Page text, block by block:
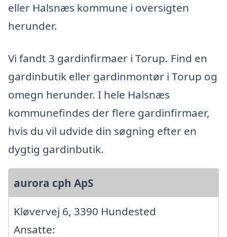
eller Halsnæs kommune i oversigten
herunder.
Vi fandt 3 gardinfirmaer i Torup. Find en
gardinbutik eller gardinmontør i Torup og
omegn herunder. I hele Halsnæs
kommunefindes der flere gardinfirmaer,
hvis du vil udvide din søgning efter en
dygtig gardinbutik.
aurora cph ApS
Kløvervej 6, 3390 Hundested
Ansatte: